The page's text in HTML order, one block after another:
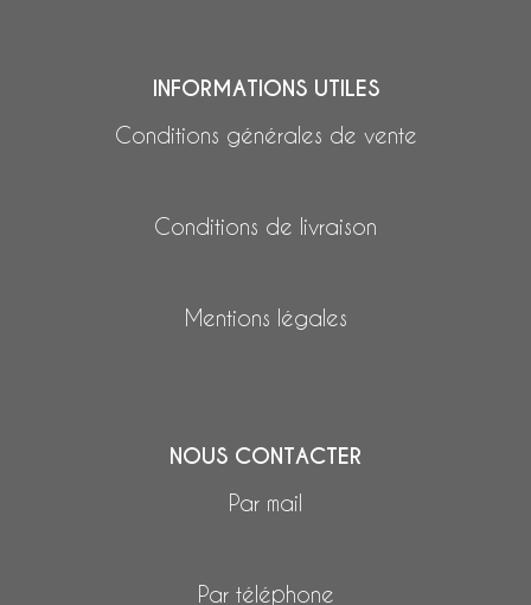
INFORMATIONS UTILES
Conditions générales de vente
Conditions de livraison
Mentions légales
NOUS CONTACTER
Par mail
Par téléphone